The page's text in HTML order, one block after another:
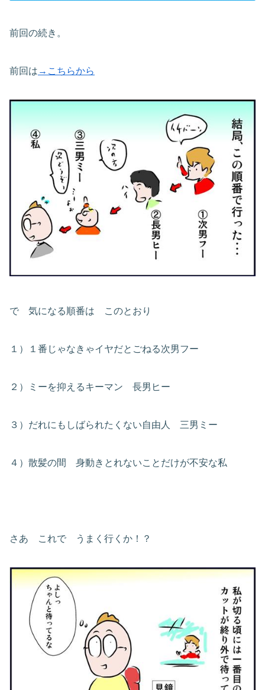
前回の続き。
前回は →こちらから
で 気になる順番は このとおり
１）１番じゃなきゃイヤだとごねる次男フー
２）ミーを抑えるキーマン 長男ヒー
３）だれにもしばられたくない自由人 三男ミー
４）散髪の間 身動きとれないことだけが不安な私
さあ これで うまく行くか！？